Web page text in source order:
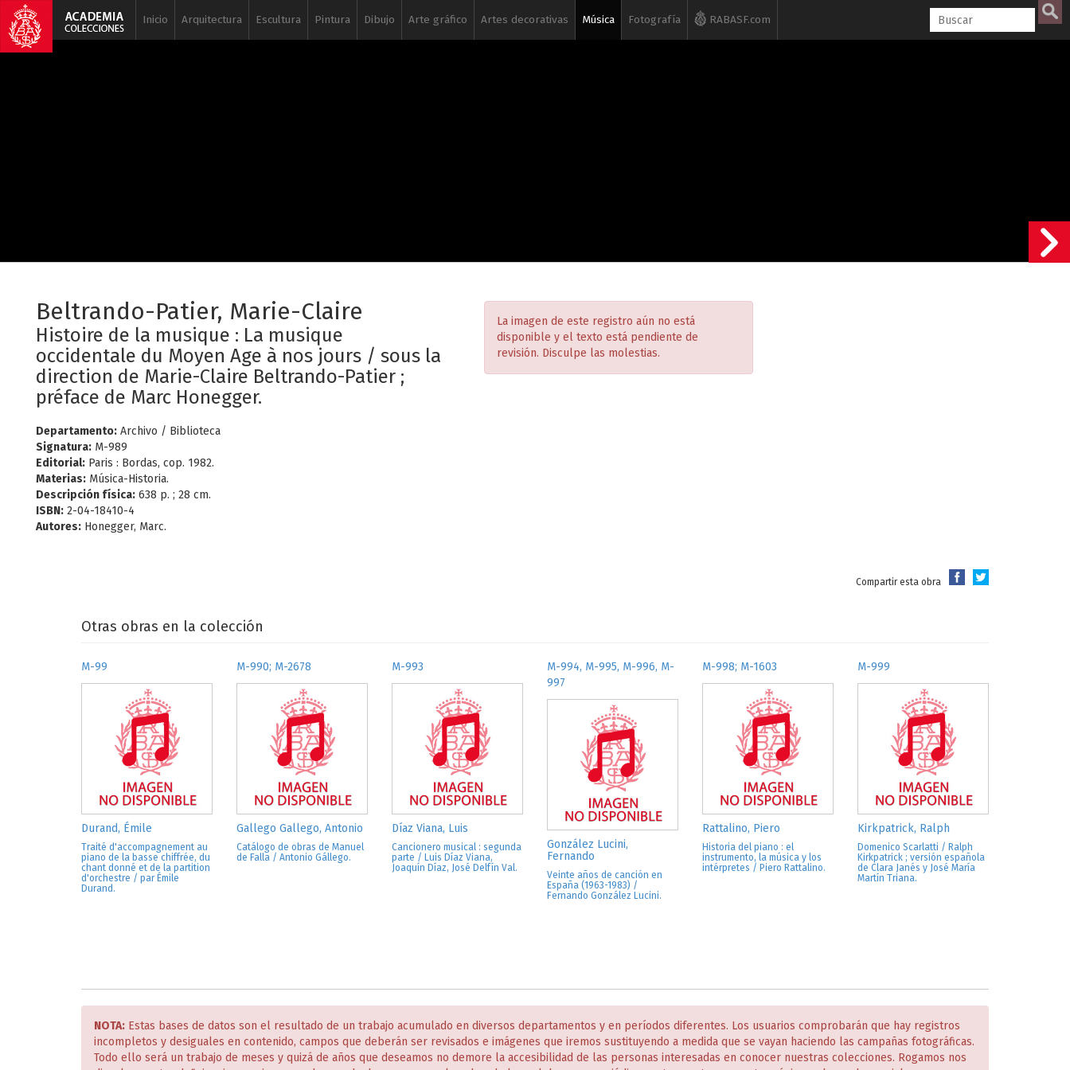
Inicio Arquitectura Escultura Pintura Dibujo Arte gráfico Artes decorativas Música Fotografía RABASF.com
Beltrando-Patier, Marie-Claire
Histoire de la musique : La musique
occidentale du Moyen Age à nos jours / sous la
direction de Marie-Claire Beltrando-Patier ;
préface de Marc Honegger.
Departamento: Archivo / Biblioteca
Signatura: M-989
Editorial: Paris : Bordas, cop. 1982.
Materias: Música-Historia.
Descripción física: 638 p. ; 28 cm.
ISBN: 2-04-18410-4
Autores: Honegger, Marc.
La imagen de este registro aún no está
disponible y el texto está pendiente de
revisión. Disculpe las molestias.
Compartir esta obra
Otras obras en la colección
M-99
Durand, Émile
Traité d'accompagnement au
piano de la basse chiffrée, du
chant donné et de la partition
d'orchestre / par Émile
Durand.
M-990; M-2678
Gallego Gallego, Antonio
Catálogo de obras de Manuel
de Falla / Antonio Gállego.
M-993
Díaz Viana, Luis
Cancionero musical : segunda
parte / Luis Díaz Viana,
Joaquín Díaz, José Delfín Val.
M-994, M-995, M-996, M-
997
González Lucini,
Fernando
Veinte años de canción en
España (1963-1983) /
Fernando González Lucini.
M-998; M-1603
Rattalino, Piero
Historia del piano : el
instrumento, la música y los
intérpretes / Piero Rattalino.
M-999
Kirkpatrick, Ralph
Domenico Scarlatti / Ralph
Kirkpatrick ; versión española
de Clara Janés y José María
Martín Triana.
NOTA: Estas bases de datos son el resultado de un trabajo acumulado en diversos departamentos y en períodos diferentes. Los usuarios comprobarán que hay registros
incompletos y desiguales en contenido, campos que deberán ser revisados e imágenes que iremos sustituyendo a medida que se vayan haciendo las campañas fotográficas.
Todo ello será un trabajo de meses y quizá de años que deseamos no demore la accesibilidad de las personas interesadas en conocer nuestras colecciones. Rogamos nos